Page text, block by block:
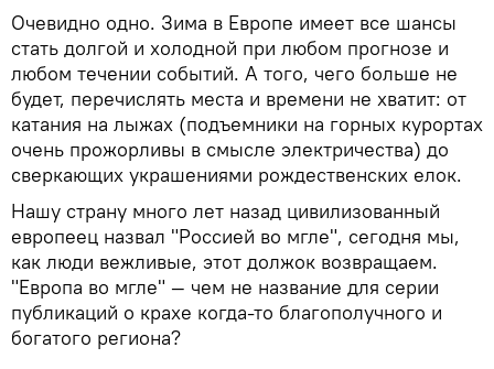
Очевидно одно. Зима в Европе имеет все шансы
стать долгой и холодной при любом прогнозе и
любом течении событий. А того, чего больше не
будет, перечислять места и времени не хватит: от
катания на лыжах (подъемники на горных курортах
очень прожорливы в смысле электричества) до
сверкающих украшениями рождественских елок.
Нашу страну много лет назад цивилизованный
европеец назвал "Россией во мгле", сегодня мы,
как люди вежливые, этот должок возвращаем.
"Европа во мгле" — чем не название для серии
публикаций о крахе когда-то благополучного и
богатого региона?